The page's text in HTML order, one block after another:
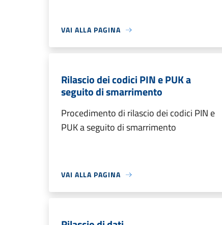
VAI ALLA PAGINA
Rilascio dei codici PIN e PUK a
seguito di smarrimento
Procedimento di rilascio dei codici PIN e
PUK a seguito di smarrimento
VAI ALLA PAGINA